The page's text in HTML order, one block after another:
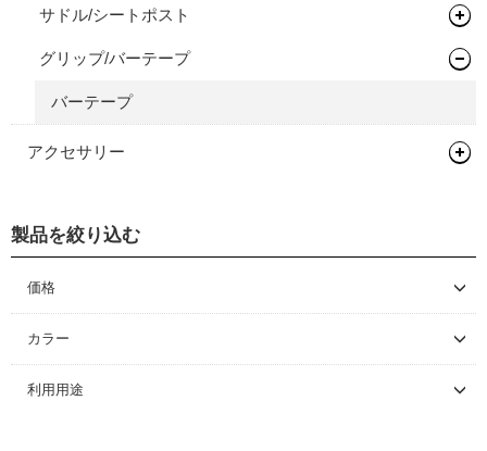
サドル/シートポスト
サドル
グリップ/バーテープ
バーテープ
アクセサリー
フェンダー
製品を絞り込む
価格
～ \5,000
\5,001 ～ 10,000
\10,001 ～ 20,000
カラー
利用用途